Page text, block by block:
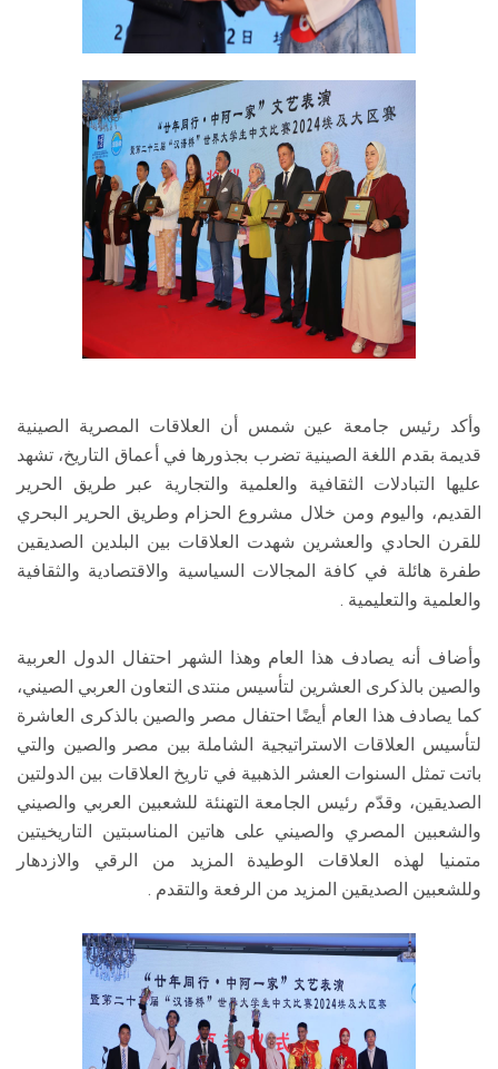
وأكد رئيس جامعة عين شمس أن العلاقات المصرية الصينية
قديمة بقدم اللغة الصينية تضرب بجذورها في أعماق التاريخ، تشهد
عليها التبادلات الثقافية والعلمية والتجارية عبر طريق الحرير
القديم، واليوم ومن خلال مشروع الحزام وطريق الحرير البحري
للقرن الحادي والعشرين شهدت العلاقات بين البلدين الصديقين
طفرة هائلة في كافة المجالات السياسية والاقتصادية والثقافية
والعلمية والتعليمية .
وأضاف أنه يصادف هذا العام وهذا الشهر احتفال الدول العربية
والصين بالذكرى العشرين لتأسيس منتدى التعاون العربي الصيني،
كما يصادف هذا العام أيضًا احتفال مصر والصين بالذكرى العاشرة
لتأسيس العلاقات الاستراتيجية الشاملة بين مصر والصين والتي
باتت تمثل السنوات العشر الذهبية في تاريخ العلاقات بين الدولتين
الصديقين، وقدّم رئيس الجامعة التهنئة للشعبين العربي والصيني
والشعبين المصري والصيني على هاتين المناسبتين التاريخيتين
متمنيا لهذه العلاقات الوطيدة المزيد من الرقي والازدهار
وللشعبين الصديقين المزيد من الرفعة والتقدم .